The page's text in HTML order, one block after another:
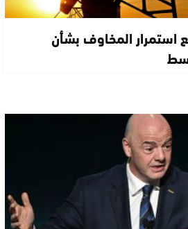
استمرار المخاوف بشأن